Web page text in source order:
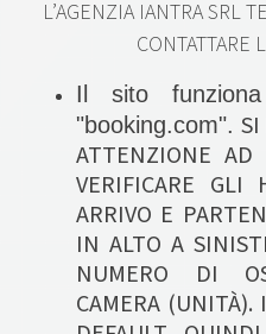
L’AGENZIA IANTRA SRL
CONTATTARE
Il sito
"booking.com".
ATTENZIONE
VERIFICARE
ARRIVO E
IN ALTO A
NUMERO DI
CAMERA